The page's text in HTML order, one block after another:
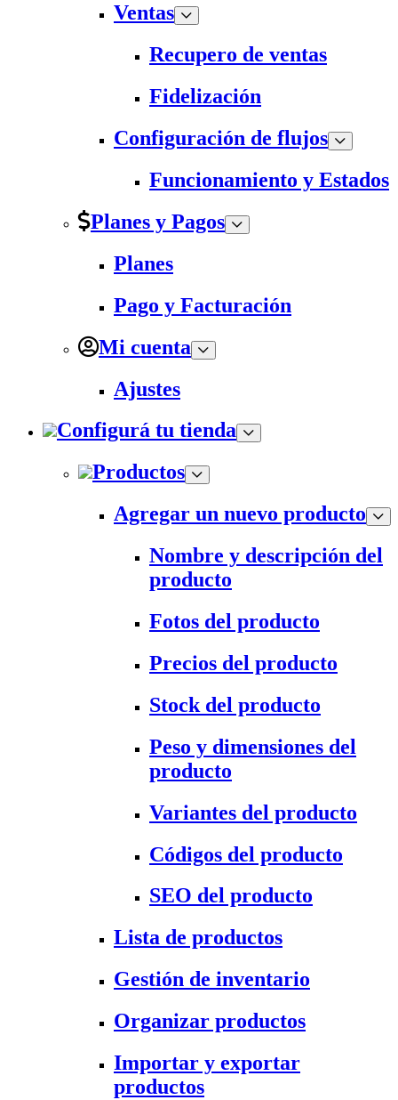
Ventas
Recupero de ventas
Fidelización
Configuración de flujos
Funcionamiento y Estados
Planes y Pagos
Planes
Pago y Facturación
Mi cuenta
Ajustes
Configurá tu tienda
Productos
Agregar un nuevo producto
Nombre y descripción del
producto
Fotos del producto
Precios del producto
Stock del producto
Peso y dimensiones del
producto
Variantes del producto
Códigos del producto
SEO del producto
Lista de productos
Gestión de inventario
Organizar productos
Importar y exportar
productos